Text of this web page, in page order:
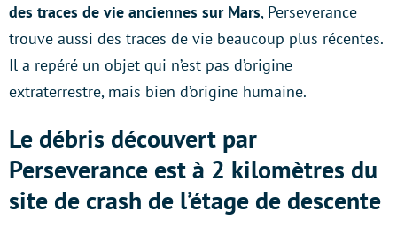
des traces de vie anciennes sur Mars, Perseverance
trouve aussi des traces de vie beaucoup plus récentes.
Il a repéré un objet qui n’est pas d’origine
extraterrestre, mais bien d’origine humaine.
Le débris découvert par
Perseverance est à 2 kilomètres du
site de crash de l’étage de descente